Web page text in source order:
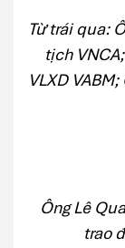
Từ trái qua:
tịch
VLXD
Ông Lê
trao